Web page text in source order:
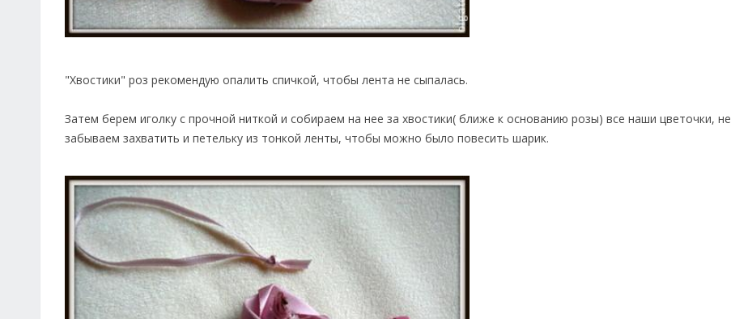
"Хвостики" роз рекомендую опалить спичкой, чтобы лента не сыпалась.
Затем берем иголку с прочной ниткой и собираем на нее за хвостики( ближе к основанию розы) все наши цветочки, не
забываем захватить и петельку из тонкой ленты, чтобы можно было повесить шарик.